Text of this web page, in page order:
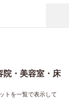
院・美容室・床
トを一覧で表示して